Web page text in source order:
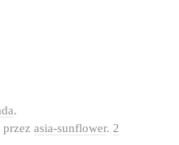
.
przezasia-sunflower. 2